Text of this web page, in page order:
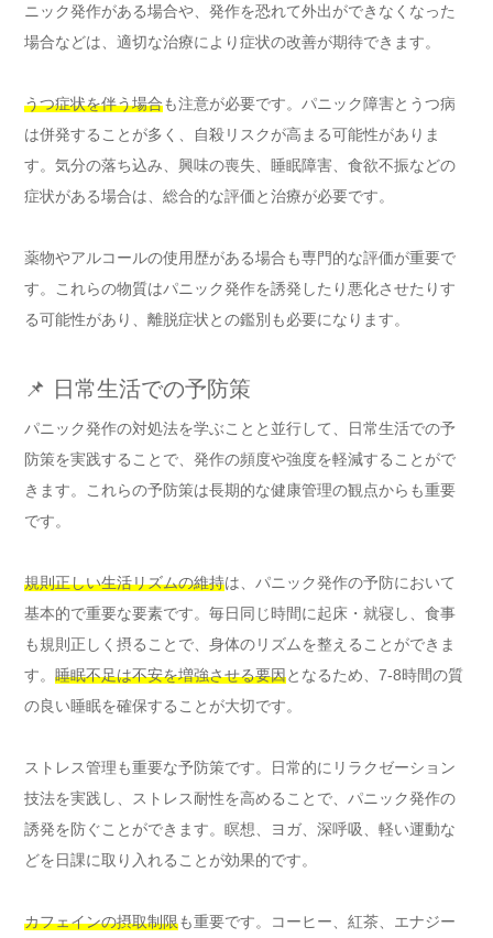
ニック発作がある場合や、発作を恐れて外出ができなくなった
場合などは、適切な治療により症状の改善が期待できます。
うつ症状を伴う場合も注意が必要です。パニック障害とうつ病
は併発することが多く、自殺リスクが高まる可能性がありま
す。気分の落ち込み、興味の喪失、睡眠障害、食欲不振などの
症状がある場合は、総合的な評価と治療が必要です。
薬物やアルコールの使用歴がある場合も専門的な評価が重要で
す。これらの物質はパニック発作を誘発したり悪化させたりす
る可能性があり、離脱症状との鑑別も必要になります。
📌 日常生活での予防策
パニック発作の対処法を学ぶことと並行して、日常生活での予
防策を実践することで、発作の頻度や強度を軽減することがで
きます。これらの予防策は長期的な健康管理の観点からも重要
です。
規則正しい生活リズムの維持は、パニック発作の予防において
基本的で重要な要素です。毎日同じ時間に起床・就寝し、食事
も規則正しく摂ることで、身体のリズムを整えることができま
す。 睡眠不足は不安を増強させる要因となるため、7-8時間の質
の良い睡眠を確保することが大切です。
ストレス管理も重要な予防策です。日常的にリラクゼーション
技法を実践し、ストレス耐性を高めることで、パニック発作の
誘発を防ぐことができます。瞑想、ヨガ、深呼吸、軽い運動な
どを日課に取り入れることが効果的です。
カフェインの摂取制限も重要です。コーヒー、紅茶、エナジー